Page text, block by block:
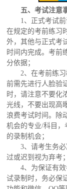
五、考试注意
1、正式考试
在规定的考前练习
外，其他与正式考
时间内完成。考前
分依据；
2、在考前练
前需先进行人脸验
时，请注意不要化
光线，不要出现高
浪费考试时间。除
机会的专业/科目，
的录制机会；
3、请考生务
过或迟到视为弃考；
4、为保证有
试录制时，务必保